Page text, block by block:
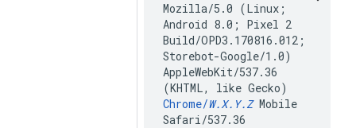
Mozilla/5.0 (Linux;
Android 8.0; Pixel 2
Build/OPD3.170816.012;
Storebot-Google/1.0)
AppleWebKit/537.36
(KHTML, like Gecko)
Chrome/W.X.Y.ZMobile
Safari/537.36